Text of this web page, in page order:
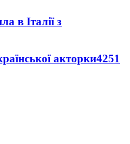
в Італії з
акторки4251